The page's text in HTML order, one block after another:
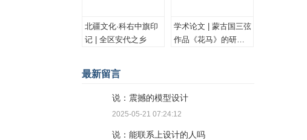
北疆文化·科右中旗印
记 | 全区安代之乡
学术论文 | 蒙古国三弦
作品《花马》的研究
最新留言
说：震撼的模型设计
2025-05-21 07:24:12
说：能联系上设计的人吗